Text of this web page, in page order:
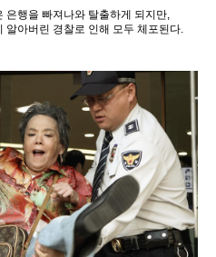
은행을 빠져나와 탈출하게 되지만,
알아버린 경찰로 인해 모두 체포된다.